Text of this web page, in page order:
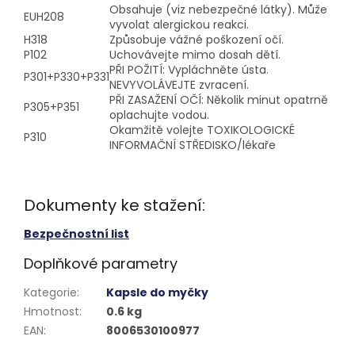
EUH208
Obsahuje (viz nebezpečné látky). Může
vyvolat alergickou reakci.
H318
Způsobuje vážné poškození očí.
P102
Uchovávejte mimo dosah dětí.
P301+P330+P331PŘI POŽITÍ: Vypláchněte ústa.
NEVYVOLÁVEJTE zvracení.
P305+P351
PŘI ZASAŽENÍ OČÍ: Několik minut opatrně
oplachujte vodou.
P310
Okamžitě volejte TOXIKOLOGICKÉ
INFORMAČNÍ STŘEDISKO/lékaře
Dokumenty ke stažení:
Bezpečnostní list
Doplňkové parametry
Kategorie:
Kapsle do myčky
Hmotnost:
0.6 kg
EAN:
8006530100977